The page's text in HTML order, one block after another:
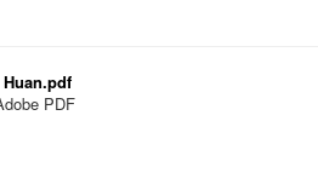
Huan.pdf
PDF